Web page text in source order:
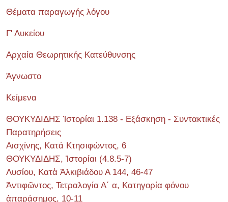
Θέματα παραγωγής λόγου
Γ' Λυκείου
Αρχαία Θεωρητικής Κατεύθυνσης
Άγνωστο
Κείμενα
ΘΟΥΚΥΔΙΔΗΣ Ἱστορίαι 1.138 - Εξάσκηση - Συντακτικές
Παρατηρήσεις
Αισχίνης, Κατά Κτησιφώντος, 6
ΘΟΥΚΥΔΙΔΗΣ, Ἱστορίαι (4.8.5-7)
Λυσίου, Κατὰ Ἀλκιβιάδου Α 144, 46-47
Ἀντιφῶντος, Τετραλογία Α΄ α, Κατηγορία φόνου
ἀπαράσημος, 10-11